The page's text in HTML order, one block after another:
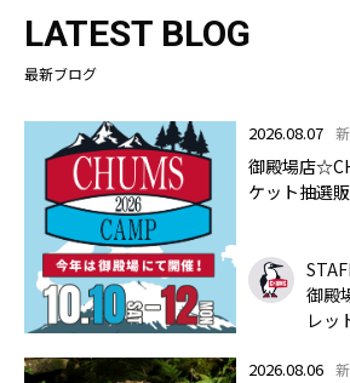
LATEST BLOG
最新ブログ
2026.08.07
御殿場店
ケット抽選販
御殿
レッ
2026.08.06